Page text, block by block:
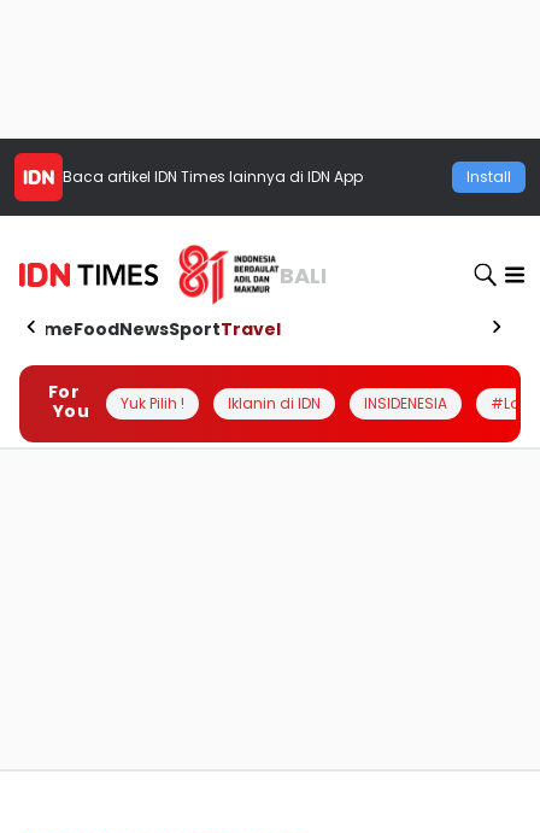
Baca artikel IDN Times lainnya di IDN App Install
BALI
HomeFoodNewsSportTravel
For
You
Yuk Pilih ! Iklanin di IDN INSIDENESIA